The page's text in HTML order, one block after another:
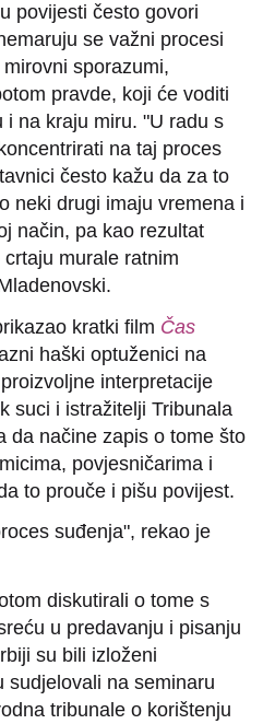
povijesti često govori
se važni procesi
sporazumi,
pravde, koji će voditi
i na kraju miru. "U radu s
na taj proces
često kažu da za to
neki drugi imaju vremena i
način, pa kao rezultat
murale ratnim
kratki film Čas
haški optuženici na
interpretacije
suci i istražitelji Tribunala
da načine zapis o tome što
povjesničarima i
to prouče i pišu povijest.
suđenja", rekao je
diskutirali o tome s
u predavanju i pisanju
su bili izloženi
sudjelovali na seminaru
tribunale o korištenju